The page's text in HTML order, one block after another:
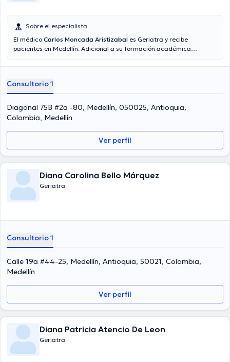
Sobre el especialista
El médico Carlos Moncada Aristizabal es Geriatra y recibe
pacientes en Medellín. Adicional a su formación académica
especialidad. El profesional de la salud posee años de experiencia
desempeñado como miembro de diversas asociaciones médicas.
Carlos Moncada Aristizabal ha participado en múltiples
conferencias con el objetivo de tener una formación continua en su
temática de especialización y ha compartido numerosas ediciones.
Español es el idioma principal hablados por el doctor.
Consultorio 1
Diagonal 75B #2a -80, Medellín, 050025, Antioquia,
Colombia, Medellín
Ver perfil
Diana Carolina Bello Márquez
Geriatra
Consultorio 1
Calle 19a #44-25, Medellín, Antioquia, 50021, Colombia,
Medellín
Ver perfil
Diana Patricia Atencio De Leon
Geriatra